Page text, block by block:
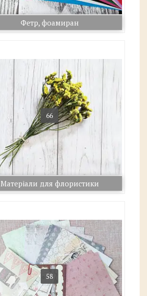
Фетр, фоамиран
66
Матеріали для флористики
58